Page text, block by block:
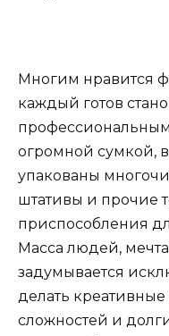
Многим нравится
каждый готов
огромной сумкой, в
упакованы
штативы и прочие
приспособления
Масса людей,
задумывается
делать
сложностей и